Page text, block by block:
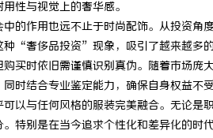
性与视觉上的奢华感。
的作用也远不止于时尚配饰。从投资
种“奢侈品投资”现象，吸引了越来越多
买时依旧需谨慎识别真伪。随着市场
时结合专业鉴定能力，确保自身权益不
以与任何风格的服装完美融合。无论
特别是在当今追求个性化和差异化的